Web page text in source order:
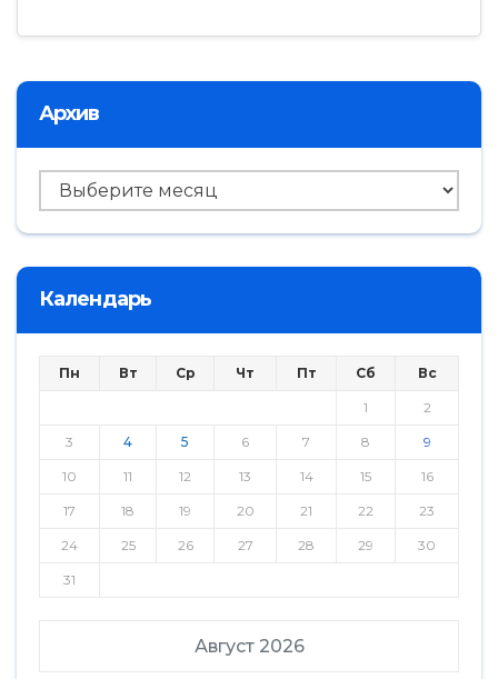
Архив
Архив
Календарь
Август 2026
Пн Вт Ср Чт Пт Сб Вс
1 2
3 4 5 6 7 8 9
10 11 12 13 14 15 16
17 18 19 20 21 22 23
24 25 26 27 28 29 30
31